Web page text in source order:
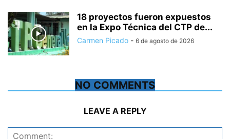
18 proyectos fueron expuestos
en la Expo Técnica del CTP de...
Carmen Picado - 6 de agosto de 2026
NO COMMENTS
LEAVE A REPLY